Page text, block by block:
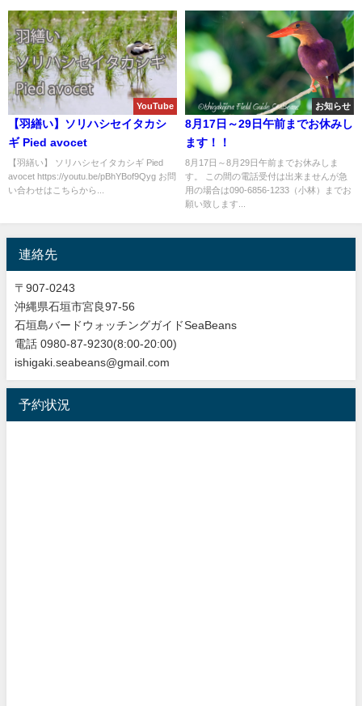
YouTube
【羽繕い】ソリハシセイタカシ
ギ Pied avocet
【羽繕い】 ソリハシセイタカシギ Pied
avocet https://youtu.be/pBhYBof9Qyg お問
い合わせはこちらから...
お知らせ
8月17日～29日午前までお休みし
ます！！
8月17日～8月29日午前までお休みしま
す。 この間の電話受付は出来ませんが急
用の場合は090-6856-1233（小林）までお
願い致します...
連絡先
〒907-0243
沖縄県石垣市宮良97-56
石垣島バードウォッチングガイドSeaBeans
電話 0980-87-9230(8:00-20:00)
ishigaki.seabeans@gmail.com
予約状況